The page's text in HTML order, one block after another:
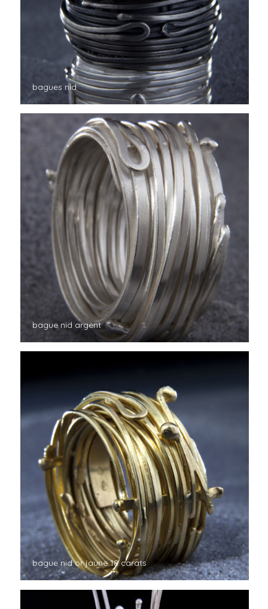
bagues nid
bague nid argent
bague nid or jaune 18 carats